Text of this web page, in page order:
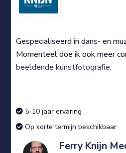
Gespecialiseerd in dans- en
Momenteel doe ik ook meer
beeldende kunstfotografie.
5-10 jaar ervaring
Op korte termijn beschikbaar
Ferry Knijn